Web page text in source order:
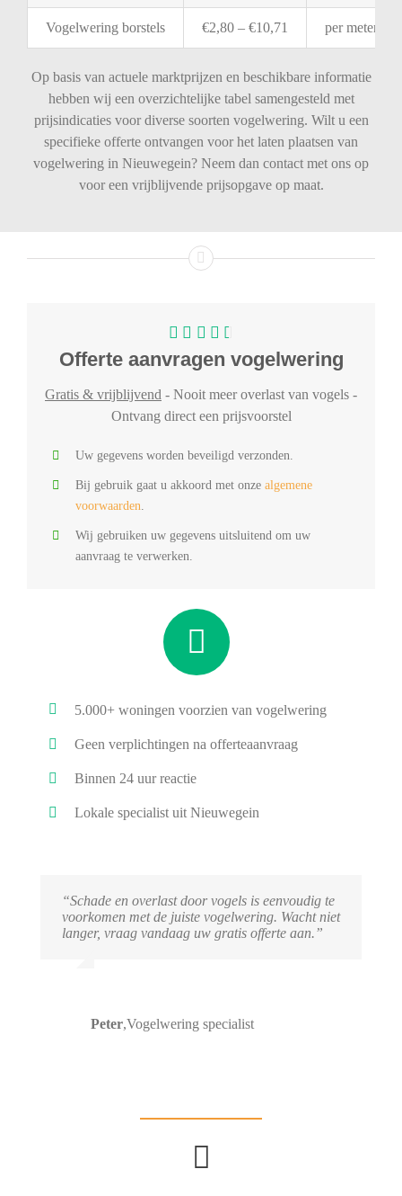
Vogelwering borstels €2,80 – €10,71 permeter
Op basis van actuele marktprijzen en beschikbare informatie
hebben wij een overzichtelijke tabel samengesteld met
prijsindicaties voor diverse soorten vogelwering. Wilt u een
specifieke offerte ontvangen voor het laten plaatsen van
vogelwering in Nieuwegein? Neem dan contact met ons op
voor een vrijblijvende prijsopgave op maat.
Offerte aanvragen vogelwering
Gratis & vrijblijvend - Nooit meer overlast van vogels -
Ontvang direct een prijsvoorstel
Uw gegevens worden beveiligd verzonden.
Bij gebruik gaat u akkoord met onze algemene
voorwaarden.
Wij gebruiken uw gegevens uitsluitend om uw
aanvraag te verwerken.
5.000+ woningen voorzien van vogelwering
Geen verplichtingen na offerteaanvraag
Binnen 24 uur reactie
Lokale specialist uit Nieuwegein
“Schade en overlast door vogels is eenvoudig te
voorkomen met de juiste vogelwering. Wacht niet
langer, vraag vandaag uw gratis offerte aan.”
Peter,Vogelwering specialist